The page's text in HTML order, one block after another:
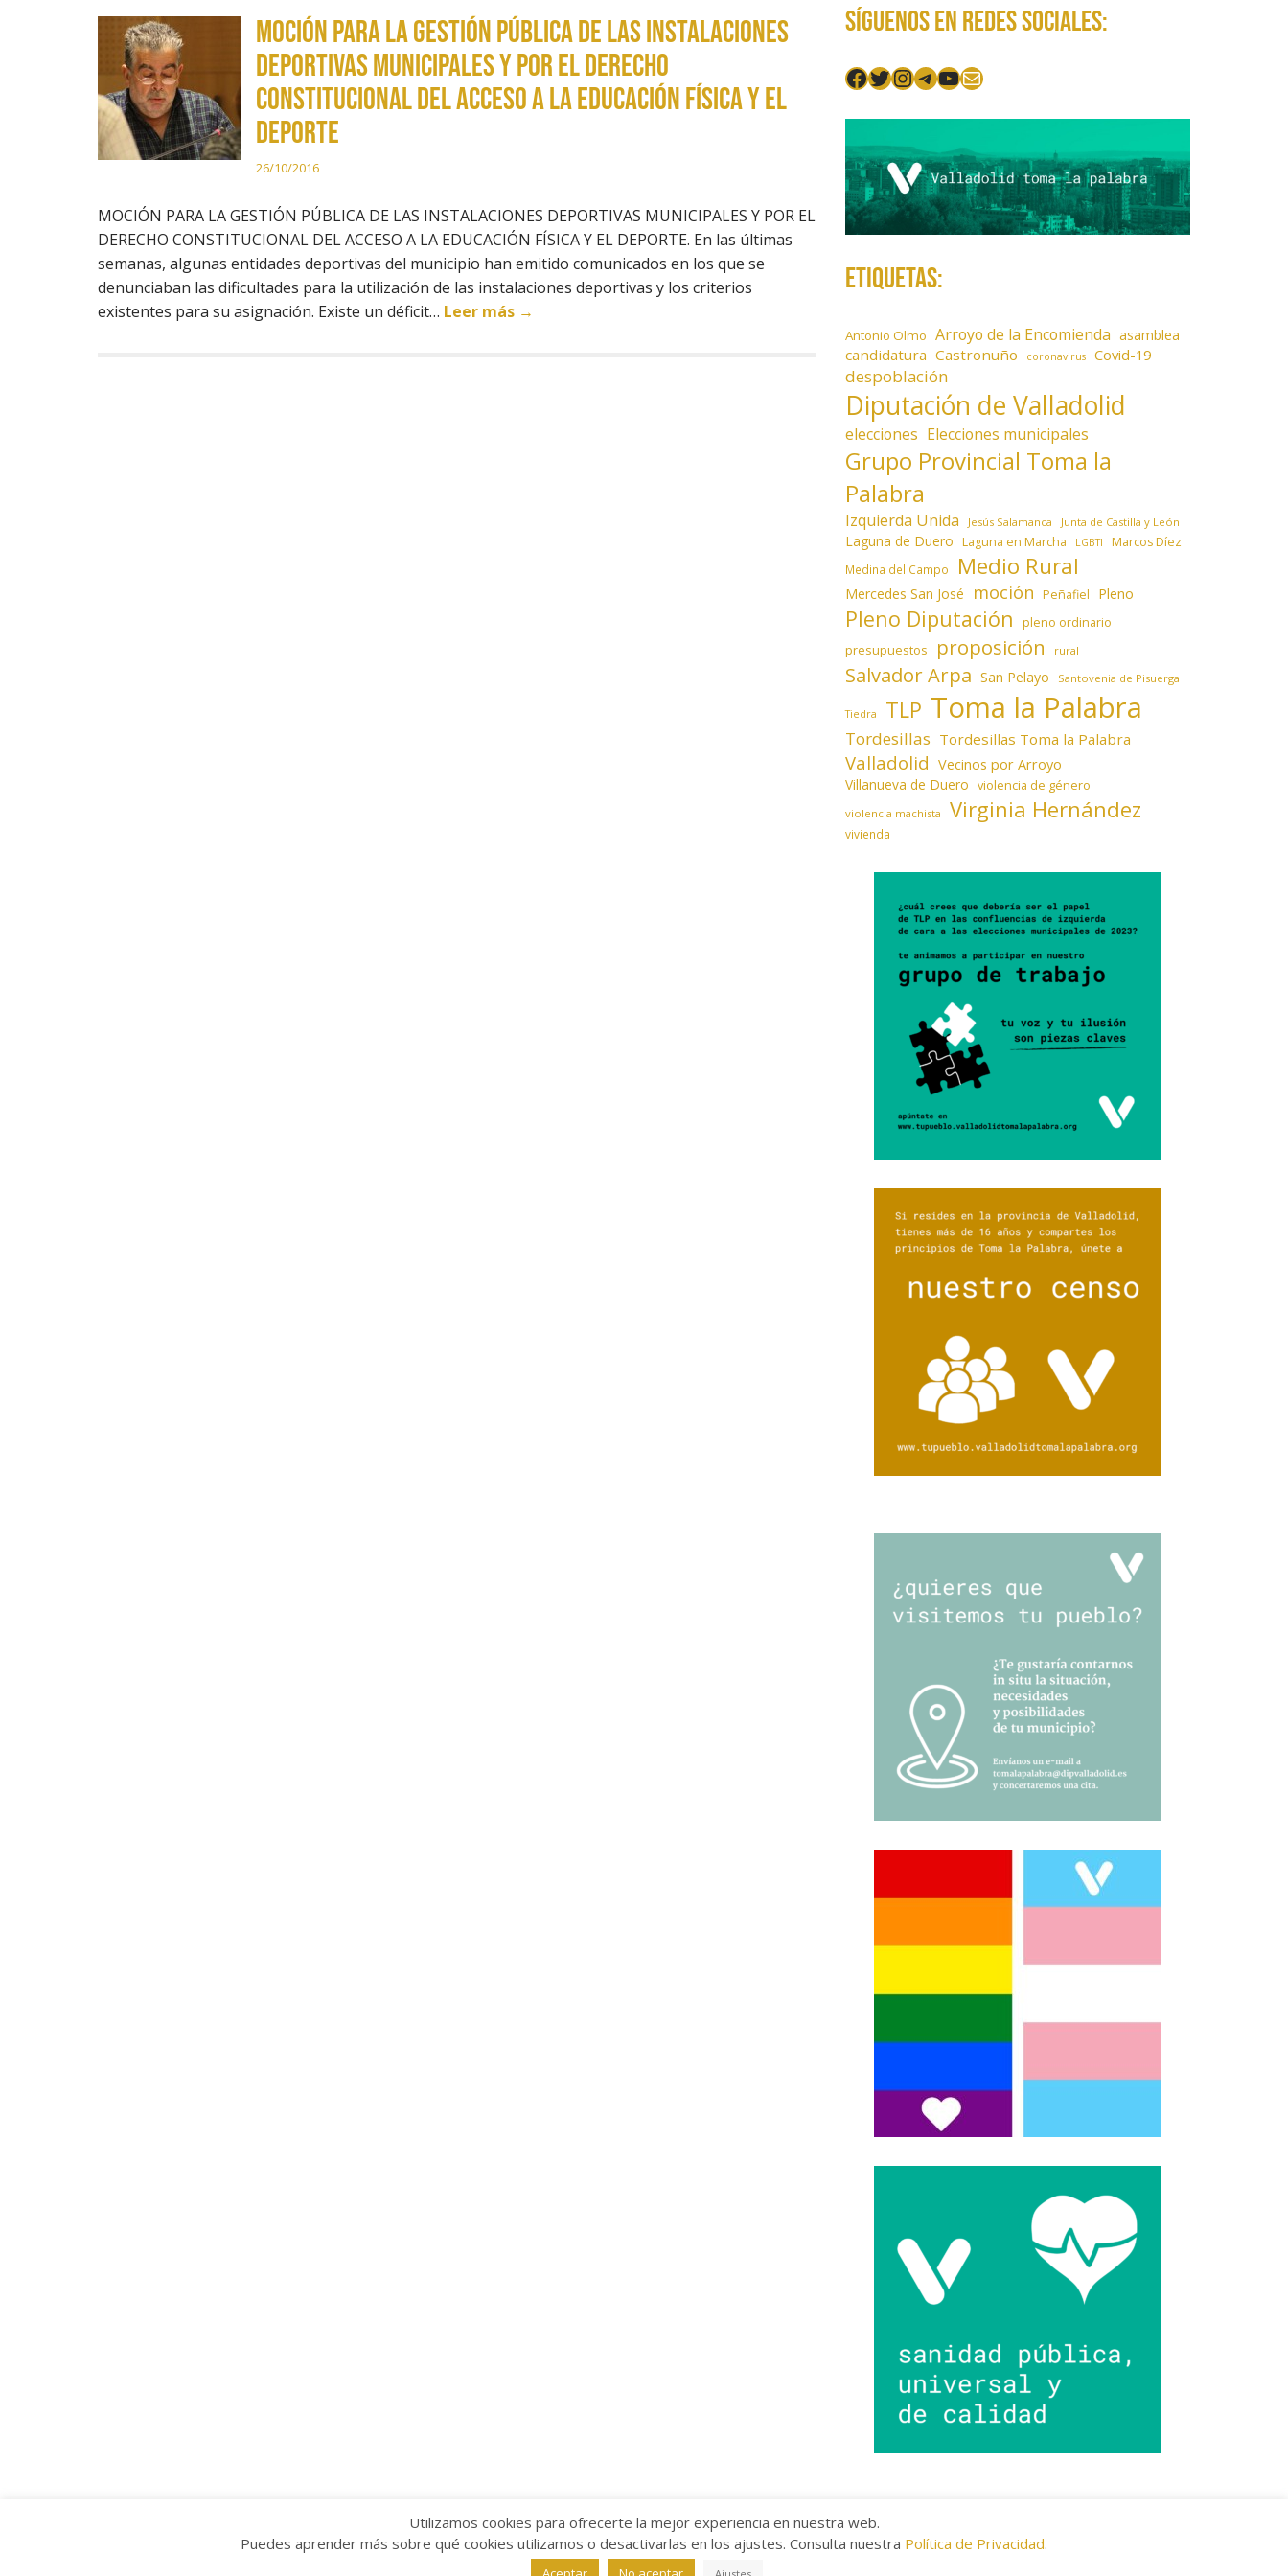
MOCIÓN PARA LA GESTIÓN PÚBLICA DE LAS INSTALACIONES
DEPORTIVAS MUNICIPALES Y POR EL DERECHO
CONSTITUCIONAL DEL ACCESO A LA EDUCACIÓN FÍSICA Y EL
DEPORTE
26/10/2016
MOCIÓN PARA LA GESTIÓN PÚBLICA DE LAS INSTALACIONES DEPORTIVAS MUNICIPALES Y POR EL
DERECHO CONSTITUCIONAL DEL ACCESO A LA EDUCACIÓN FÍSICA Y EL DEPORTE. En las últimas
semanas, algunas entidades deportivas del municipio han emitido comunicados en los que se
denunciaban las dificultades para la utilización de las instalaciones deportivas y los criterios
existentes para su asignación. Existe un déficit… Leer más →
Síguenos en redes sociales:
Facebook
Twitter
Instagram
Telegram
YouTube
Mail
Etiquetas:
Antonio Olmo Arroyo de la Encomienda asamblea
candidatura Castronuño coronavirus Covid-19
despoblación
Diputación de Valladolid
elecciones Elecciones municipales
Grupo Provincial Toma la
Palabra
Izquierda Unida Jesús Salamanca Junta de Castilla y León
Laguna de Duero Laguna en Marcha LGBTI Marcos Díez
Medina del Campo Medio Rural
Mercedes San José moción Peñafiel Pleno
Pleno Diputación pleno ordinario
presupuestos proposición rural
Salvador Arpa San Pelayo Santovenia de Pisuerga
Tiedra TLP Toma la Palabra
Tordesillas Tordesillas Toma la Palabra
Valladolid Vecinos por Arroyo
Villanueva de Duero violencia de género
violencia machista Virginia Hernández
vivienda
Aviso legal/Política de Privacidad /
Utilizamos cookies para ofrecerte la mejor experiencia en nuestra web.
Puedes aprender más sobre qué cookies utilizamos o desactivarlas en los ajustes. Consulta nuestra Política de Privacidad.